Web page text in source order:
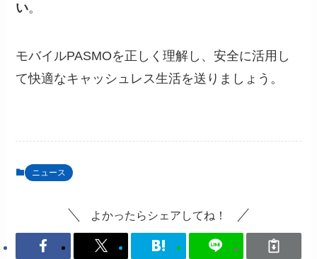
い。
モバイルPASMOを正しく理解し、安全に活用し
て快適なキャッシュレス生活を送りましょう。
ニュース
よかったらシェアしてね！